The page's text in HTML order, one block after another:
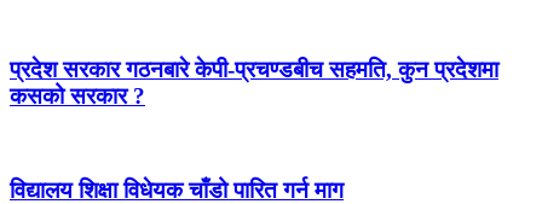
प्रदेश सरकार गठनबारे केपी-प्रचण्डबीच सहमति, कुन प्रदेशमा
कसको सरकार ?
विद्यालय शिक्षा विधेयक चाँडो पारित गर्न माग